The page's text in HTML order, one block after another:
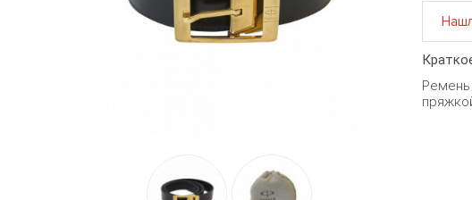
Ремень